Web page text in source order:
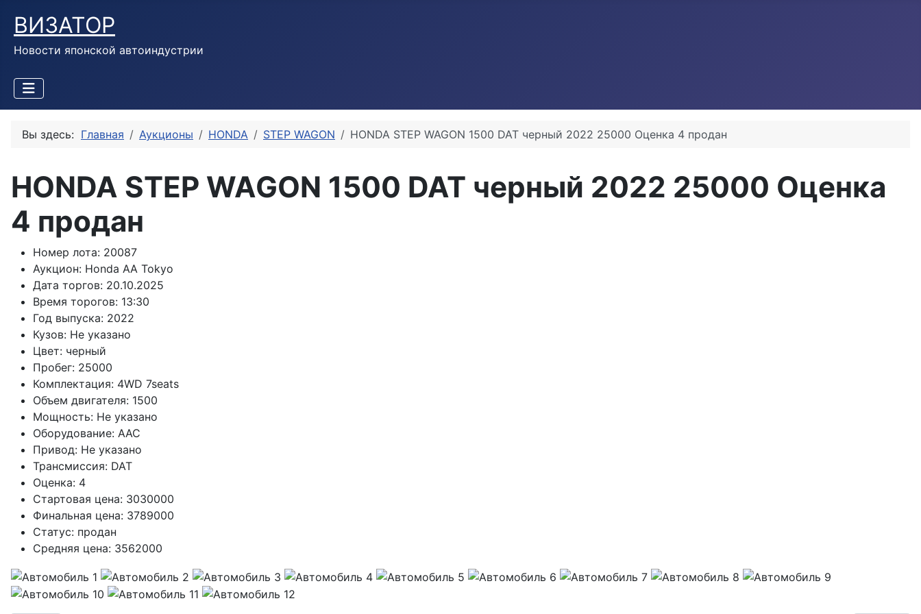
ВИЗАТОР
Новости японской автоиндустрии
Вы здесь: Главная Аукционы HONDA STEP WAGON HONDA STEP WAGON 1500 DAT черный 2022 25000 Оценка 4 продан
HONDA STEP WAGON 1500 DAT черный 2022 25000 Оценка
4 продан
Номер лота: 20087
Аукцион: Honda AA Tokyo
Дата торгов: 20.10.2025
Время торогов: 13:30
Год выпуска: 2022
Кузов: Не указано
Цвет: черный
Пробег: 25000
Комплектация: 4WD 7seats
Объем двигателя: 1500
Мощность: Не указано
Оборудование: AAC
Привод: Не указано
Трансмиссия: DAT
Оценка: 4
Стартовая цена: 3030000
Финальная цена: 3789000
Статус: продан
Средняя цена: 3562000